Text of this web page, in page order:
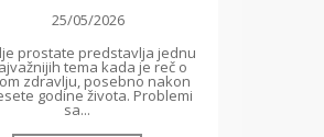
25/05/2026
prostate predstavlja jednu
tema kada je reč o
zdravlju, posebno nakon
godine života. Problemi
sa...